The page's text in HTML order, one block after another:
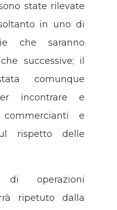
state rilevate
in uno di
che saranno
successive; il
comunque
incontrare e
e
rispetto delle
operazioni
ripetuto dalla